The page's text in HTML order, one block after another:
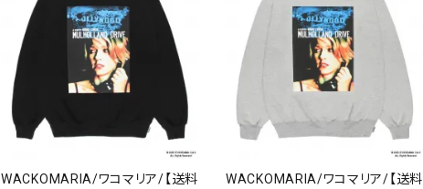
WACKOMARIA/ワコマリア/【送料
WACKOMARIA/ワコマリア/【送料